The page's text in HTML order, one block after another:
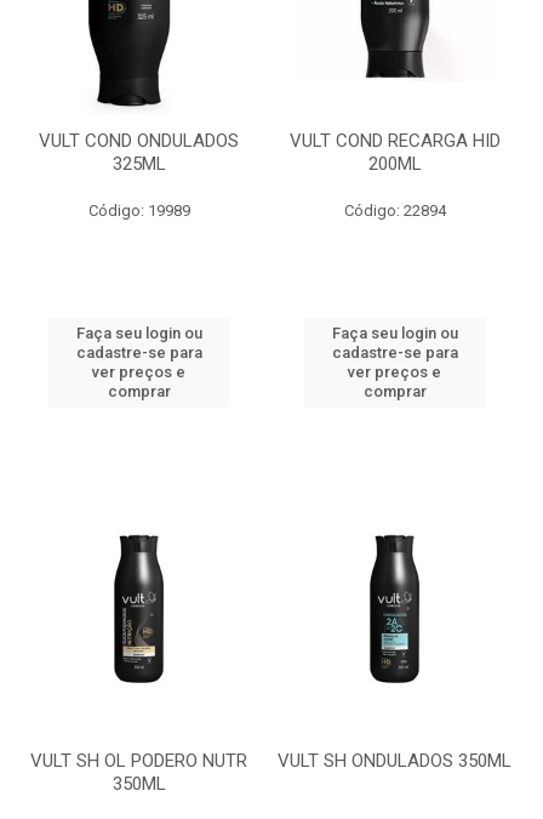
VULT COND ONDULADOS
325ML
Código: 19989
Faça seu login ou
cadastre-se para
ver preços e
comprar
VULT COND RECARGA HID
200ML
Código: 22894
Faça seu login ou
cadastre-se para
ver preços e
comprar
VULT SH OL PODERO NUTR
350ML
VULT SH ONDULADOS 350ML